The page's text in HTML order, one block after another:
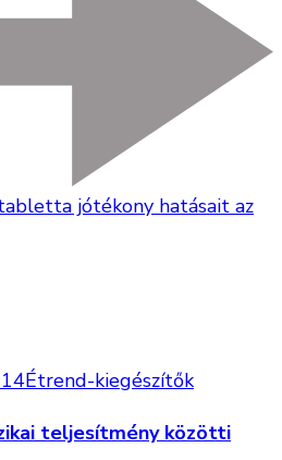
jótékony hatásait az
Étrend-kiegészítők
teljesítmény közötti